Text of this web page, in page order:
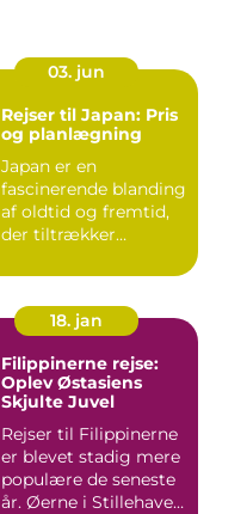
03. jun
Rejser til Japan: Pris
og planlægning
Japan er en
fascinerende blanding
af oldtid og fremtid,
der tiltrækker
verde...
18. jan
Filippinerne rejse:
Oplev Østasiens
Skjulte Juvel
Rejser til Filippinerne
er blevet stadig mere
populære de seneste
år. Øerne i Stillehavet